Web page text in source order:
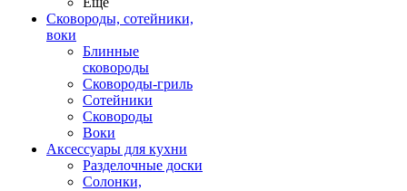
Сковороды, сотейники,
воки
Блинные
сковороды
Сковороды-гриль
Сотейники
Сковороды
Воки
Аксессуары для кухни
Разделочные доски
Солонки,